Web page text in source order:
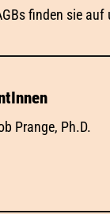
finden sie
Prange, Ph.D.